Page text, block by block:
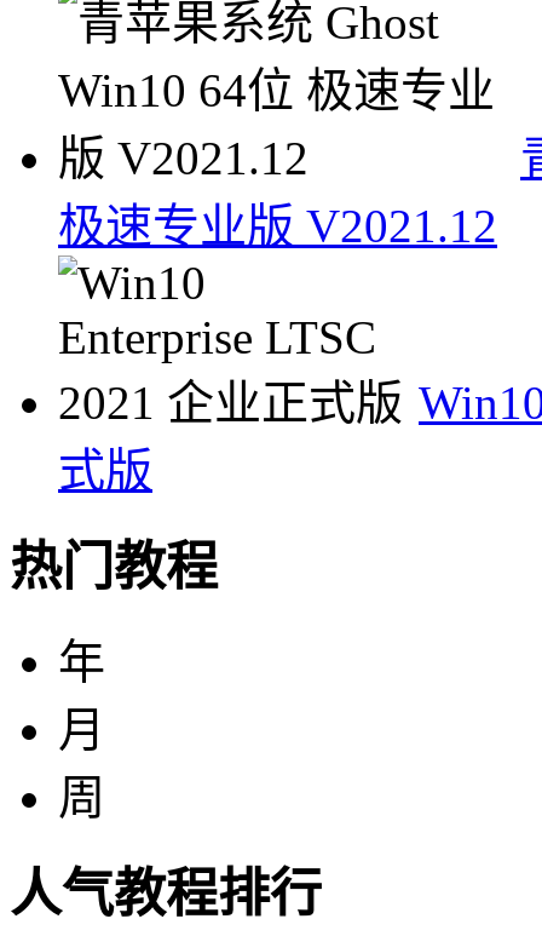
极速专业版 V2021.12
式版
热门教程
年
月
周
人气教程排行